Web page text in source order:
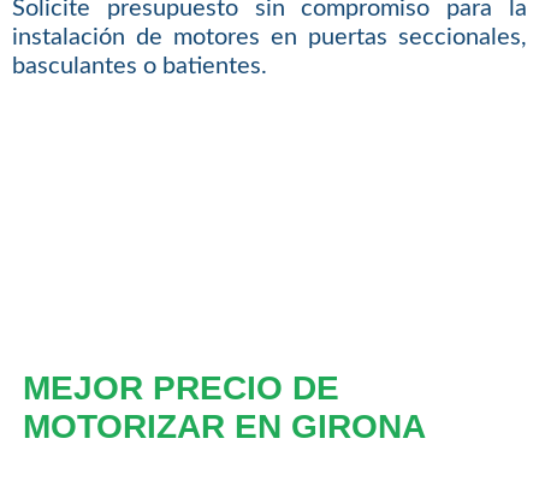
Solicite presupuesto sin compromiso para la
instalación de motores en puertas seccionales,
basculantes o batientes.
MEJOR PRECIO DE
MOTORIZAR EN GIRONA